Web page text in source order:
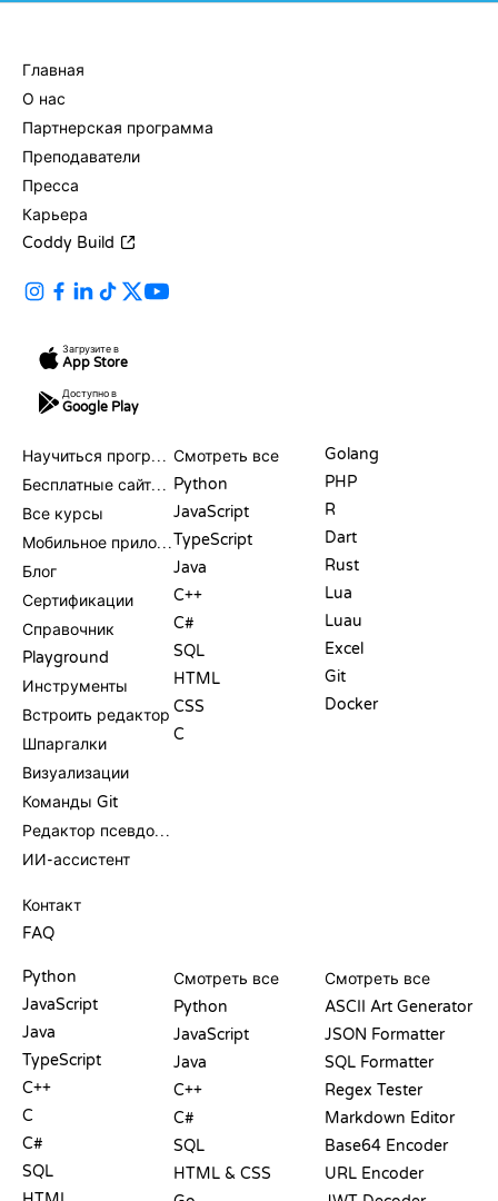
Главная
О нас
Партнерская программа
Преподаватели
Пресса
Карьера
Coddy Build
Загрузите в
App Store
Доступно в
Google Play
Научиться программировать
Бесплатные сайты для программирования
Все курсы
Мобильное приложение
Блог
Сертификации
Справочник
Playground
Инструменты
Встроить редактор
Шпаргалки
Визуализации
Команды Git
Редактор псевдокода
ИИ-ассистент
Контакт
FAQ
Смотреть все
Python
JavaScript
TypeScript
Java
C++
C#
SQL
HTML
CSS
C
Golang
PHP
R
Dart
Rust
Lua
Luau
Excel
Git
Docker
Python
JavaScript
Java
TypeScript
C++
C
C#
SQL
Смотреть все
Python
JavaScript
Java
C++
C#
SQL
HTML & CSS
Смотреть все
ASCII Art Generator
JSON Formatter
SQL Formatter
Regex Tester
Markdown Editor
Base64 Encoder
URL Encoder